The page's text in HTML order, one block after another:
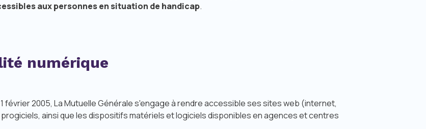
aux personnes en situation de handicap.
numérique
février 2005, La Mutuelle Générale s'engage à rendre accessible ses sites web (internet,
ainsi que les dispositifs matériels et logiciels disponibles en agences et centres